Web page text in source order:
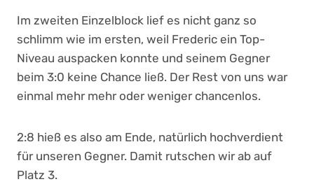
Im zweiten Einzelblock lief es nicht ganz so
schlimm wie im ersten, weil Frederic ein Top-
Niveau auspacken konnte und seinem Gegner
beim 3:0 keine Chance ließ. Der Rest von uns war
einmal mehr mehr oder weniger chancenlos.
2:8 hieß es also am Ende, natürlich hochverdient
für unseren Gegner. Damit rutschen wir ab auf
Platz 3.